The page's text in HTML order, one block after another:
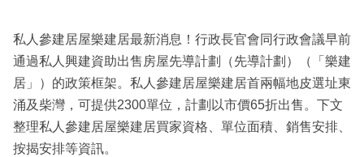
區
私人參建居屋樂建居最新消息！行政長官會同行政會議早前
通過私人興建資助出售房屋先導計劃（先導計劃）（「樂建
居」）的政策框架。私人參建居屋樂建居首兩幅地皮選址東
涌及柴灣，可提供2300單位，計劃以市價65折出售。下文
整理私人參建居屋樂建居買家資格、單位面積、銷售安排、
按揭安排等資訊。